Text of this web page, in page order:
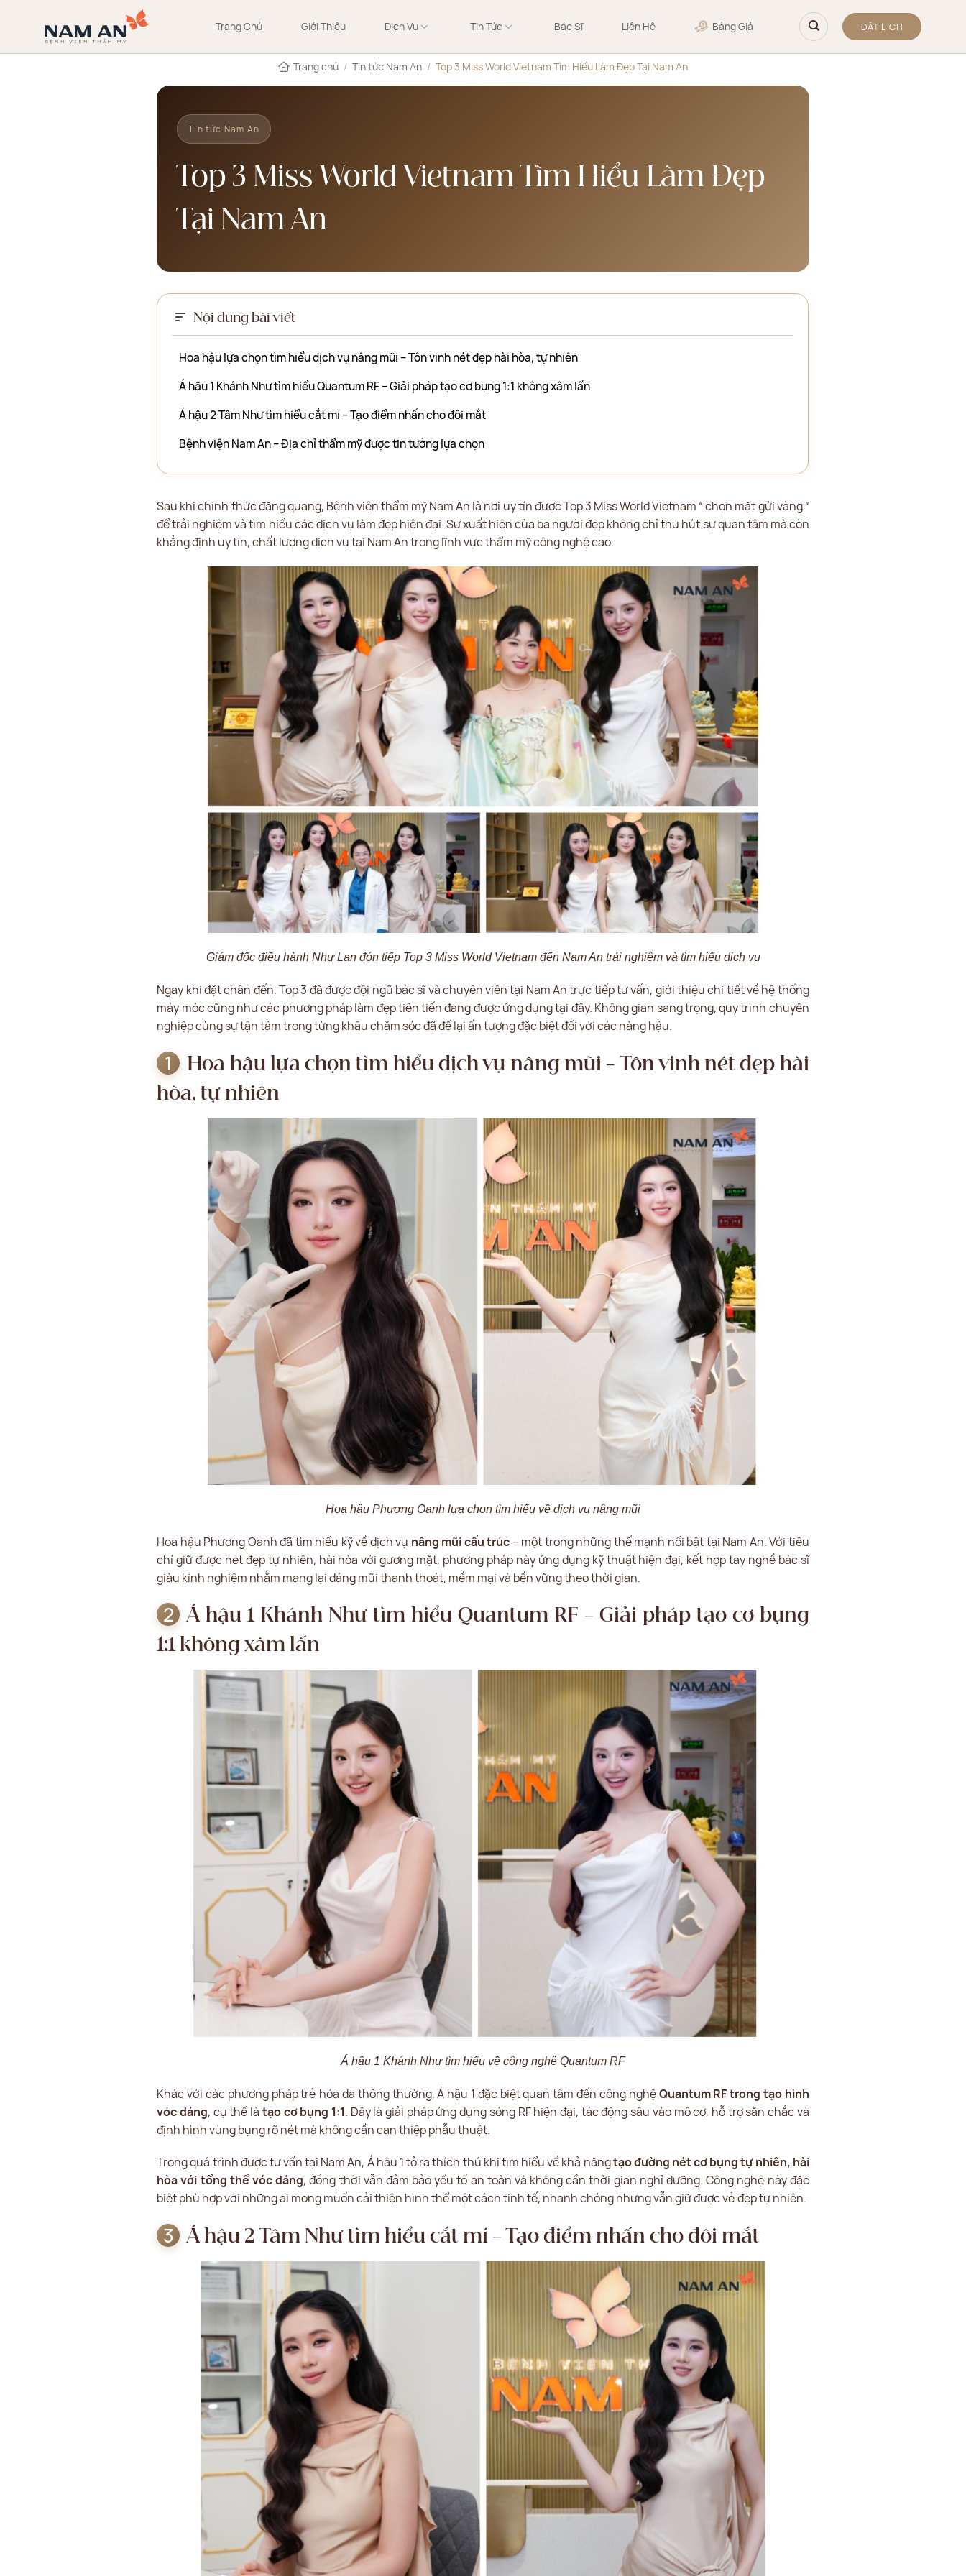
Trang Chủ Giới Thiệu Dịch Vụ Tin Tức Bác Sĩ Liên Hệ Bảng Giá ĐẶT LỊCH
Trang chủ / Tin tức Nam An / Top 3 Miss World Vietnam Tìm Hiểu Làm Đẹp Tại Nam An
Tin tức Nam An
Top 3 Miss World Vietnam Tìm Hiểu Làm Đẹp
Tại Nam An
Nội dung bài viết
Hoa hậu lựa chọn tìm hiểu dịch vụ nâng mũi – Tôn vinh nét đẹp hài hòa, tự nhiên
Á hậu 1 Khánh Như tìm hiểu Quantum RF – Giải pháp tạo cơ bụng 1:1 không xâm lấn
Á hậu 2 Tâm Như tìm hiểu cắt mí – Tạo điểm nhấn cho đôi mắt
Bệnh viện Nam An – Địa chỉ thẩm mỹ được tin tưởng lựa chọn
Sau khi chính thức đăng quang, Bệnh viện thẩm mỹ Nam An là nơi uy tín được Top 3 Miss World Vietnam “ chọn mặt gửi vàng “
để trải nghiệm và tìm hiểu các dịch vụ làm đẹp hiện đại. Sự xuất hiện của ba người đẹp không chỉ thu hút sự quan tâm mà còn
khẳng định uy tín, chất lượng dịch vụ tại Nam An trong lĩnh vực thẩm mỹ công nghệ cao.
Giám đốc điều hành Như Lan đón tiếp Top 3 Miss World Vietnam đến Nam An trải nghiệm và tìm hiểu dịch vụ
Ngay khi đặt chân đến, Top 3 đã được đội ngũ bác sĩ và chuyên viên tại Nam An trực tiếp tư vấn, giới thiệu chi tiết về hệ thống
máy móc cũng như các phương pháp làm đẹp tiên tiến đang được ứng dụng tại đây. Không gian sang trọng, quy trình chuyên
nghiệp cùng sự tận tâm trong từng khâu chăm sóc đã để lại ấn tượng đặc biệt đối với các nàng hậu.
Hoa hậu lựa chọn tìm hiểu dịch vụ nâng mũi – Tôn vinh nét đẹp hài
hòa, tự nhiên
Hoa hậu Phương Oanh lựa chọn tìm hiểu về dịch vụ nâng mũi
Hoa hậu Phương Oanh đã tìm hiểu kỹ về dịch vụ nâng mũi cấu trúc – một trong những thế mạnh nổi bật tại Nam An. Với tiêu
chí giữ được nét đẹp tự nhiên, hài hòa với gương mặt, phương pháp này ứng dụng kỹ thuật hiện đại, kết hợp tay nghề bác sĩ
giàu kinh nghiệm nhằm mang lại dáng mũi thanh thoát, mềm mại và bền vững theo thời gian.
Á hậu 1 Khánh Như tìm hiểu Quantum RF – Giải pháp tạo cơ bụng
1:1 không xâm lấn
Á hậu 1 Khánh Như tìm hiểu về công nghệ Quantum RF
Khác với các phương pháp trẻ hóa da thông thường, Á hậu 1 đặc biệt quan tâm đến công nghệQuantum RF trong tạo hình
vóc dáng, cụ thể là tạo cơ bụng 1:1. Đây là giải pháp ứng dụng sóng RF hiện đại, tác động sâu vào mô cơ, hỗ trợ săn chắc và
định hình vùng bụng rõ nét mà không cần can thiệp phẫu thuật.
Trong quá trình được tư vấn tại Nam An, Á hậu 1 tỏ ra thích thú khi tìm hiểu về khả năngtạo đường nét cơ bụng tự nhiên, hài
hòa với tổng thể vóc dáng, đồng thời vẫn đảm bảo yếu tố an toàn và không cần thời gian nghỉ dưỡng. Công nghệ này đặc
biệt phù hợp với những ai mong muốn cải thiện hình thể một cách tinh tế, nhanh chóng nhưng vẫn giữ được vẻ đẹp tự nhiên.
Á hậu 2 Tâm Như tìm hiểu cắt mí – Tạo điểm nhấn cho đôi mắt